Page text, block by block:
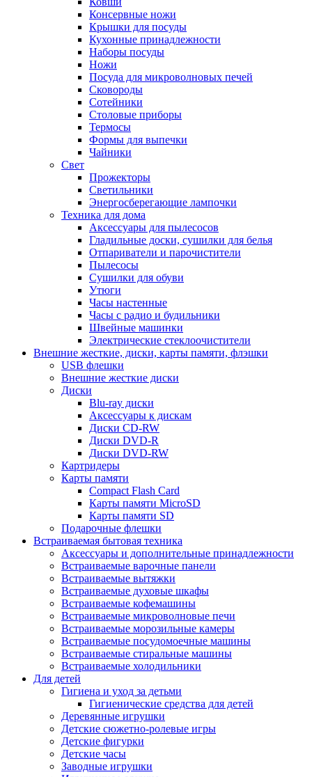
Консервные ножи
Крышки для посуды
Кухонные принадлежности
Наборы посуды
Ножи
Посуда для микроволновых печей
Сковороды
Сотейники
Столовые приборы
Термосы
Формы для выпечки
Чайники
Свет
Прожекторы
Светильники
Энергосберегающие лампочки
Техника для дома
Аксессуары для пылесосов
Гладильные доски, сушилки для белья
Отпариватели и парочистители
Пылесосы
Сушилки для обуви
Утюги
Часы настенные
Часы с радио и будильники
Швейные машинки
Электрические стеклоочистители
Внешние жесткие, диски, карты памяти, флэшки
USB флешки
Внешние жесткие диски
Диски
Blu-ray диски
Аксессуары к дискам
Диски CD-RW
Диски DVD-R
Диски DVD-RW
Картридеры
Карты памяти
Compact Flash Card
Карты памяти MicroSD
Карты памяти SD
Подарочные флешки
Встраиваемая бытовая техника
Аксессуары и дополнительные принадлежности
Встраиваемые варочные панели
Встраиваемые вытяжки
Встраиваемые духовые шкафы
Встраиваемые кофемашины
Встраиваемые микроволновые печи
Встраиваемые морозильные камеры
Встраиваемые посудомоечные машины
Встраиваемые стиральные машины
Встраиваемые холодильники
Для детей
Гигиена и уход за детьми
Гигиенические средства для детей
Деревянные игрушки
Детские сюжетно-ролевые игры
Детские фигурки
Детские часы
Заводные игрушки